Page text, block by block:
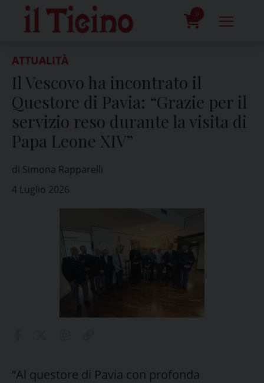
content
0
ATTUALITÀ
Il Vescovo ha incontrato il
Questore di Pavia: “Grazie per il
servizio reso durante la visita di
Papa Leone XIV”
di Simona Rapparelli
4 Luglio 2026
“Al questore di Pavia con profonda